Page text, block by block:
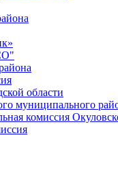
области
муниципального
комиссия